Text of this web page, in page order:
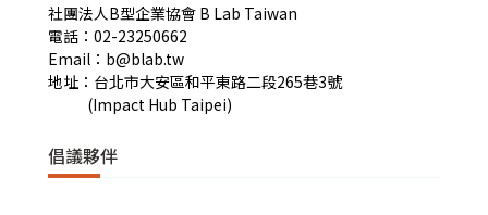
社團法人B型企業協會 B Lab Taiwan
電話：02-23250662
Email：b@blab.tw
地址：台北市大安區和平東路二段265巷3號
(Impact Hub Taipei)
倡議夥伴